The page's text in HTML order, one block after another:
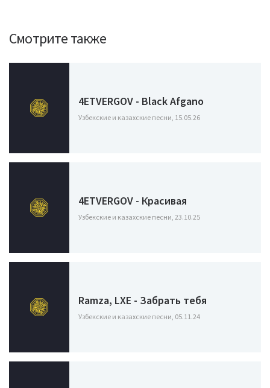
Смотрите также
4ETVERGOV - Black Afgano
Узбекские и казахские песни, 15.05.26
4ETVERGOV - Красивая
Узбекские и казахские песни, 23.10.25
Ramza, LXE - Забрать тебя
Узбекские и казахские песни, 05.11.24